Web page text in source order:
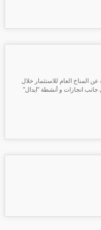
لسنة 2014 لمحة شاملة عن المناخ العام للاستثمار خلال
جانب انجازات و أنشطة "ايدال"